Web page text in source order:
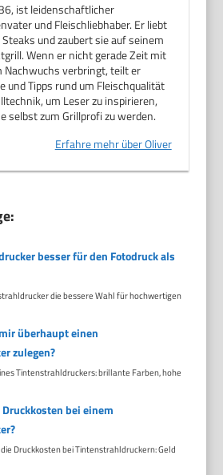
ist leidenschaftlicher
und Fleischliebhaber. Er liebt
und zaubert sie auf seinem
Wenn er nicht gerade Zeit mit
Nachwuchs verbringt, teilt er
und Tipps rund um Fleischqualität
um Leser zu inspirieren,
selbst zum Grillprofi zu werden.
Erfahre mehr über Oliver
besser für den Fotodruck als
die bessere Wahl für hochwertigen
überhaupt einen
zulegen?
Tintenstrahldruckers: brillante Farben, hohe
bei einem
Druckkosten bei Tintenstrahldruckern: Geld